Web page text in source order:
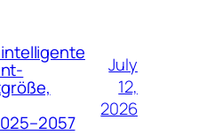
July
12,
2026